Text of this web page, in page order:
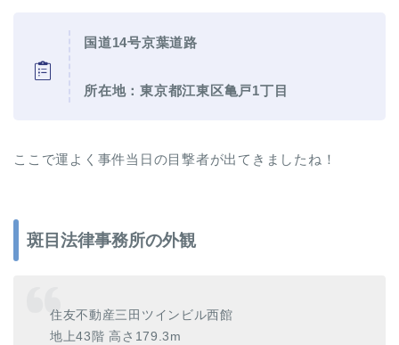
国道14号京葉道路
所在地：東京都江東区亀戸1丁目
ここで運よく事件当日の目撃者が出てきましたね！
斑目法律事務所の外観
住友不動産三田ツインビル西館
地上43階 高さ179.3m